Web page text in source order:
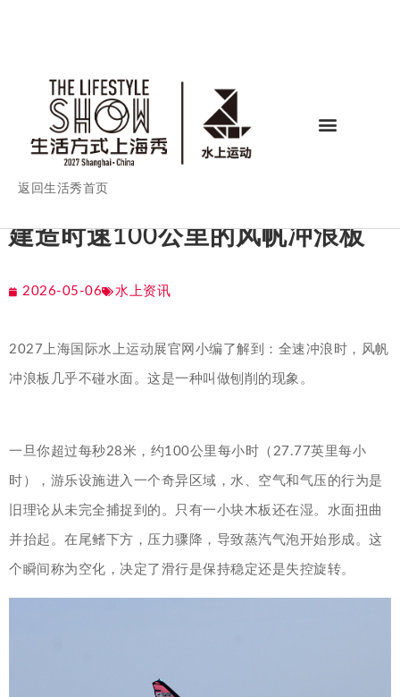
返回生活秀首页
建造时速100公里的风帆冲浪板
2026-05-06 水上资讯
2027上海国际水上运动展官网小编了解到：全速冲浪时，风帆
冲浪板几乎不碰水面。这是一种叫做刨削的现象。
一旦你超过每秒28米，约100公里每小时（27.77英里每小
时），游乐设施进入一个奇异区域，水、空气和气压的行为是
旧理论从未完全捕捉到的。只有一小块木板还在湿。水面扭曲
并抬起。在尾鳍下方，压力骤降，导致蒸汽气泡开始形成。这
个瞬间称为空化，决定了滑行是保持稳定还是失控旋转。